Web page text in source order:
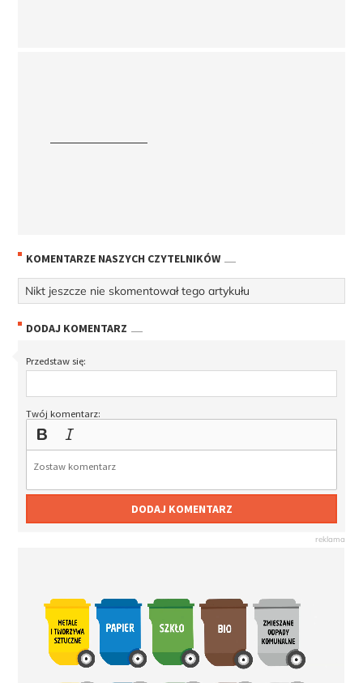
KOMENTARZE NASZYCH CZYTELNIKÓW
Nikt jeszcze nie skomentował tego artykułu
DODAJ KOMENTARZ
Przedstaw się:
Twój komentarz:
DODAJ KOMENTARZ